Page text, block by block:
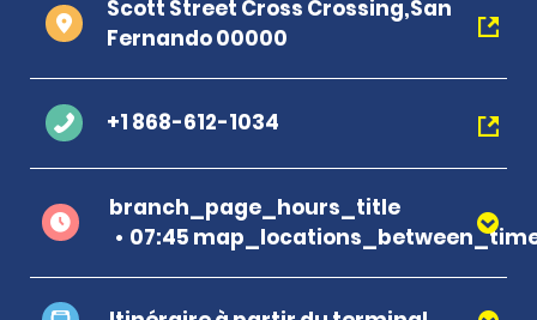
Scott Street Cross Crossing,San
Fernando 00000
+1 868-612-1034
branch_page_hours_title
07:45 map_locations_between_time